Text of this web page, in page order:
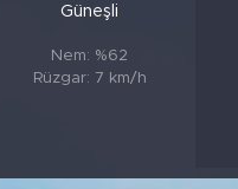
Güneşli
Nem: %62
Rüzgar: 7 km/h